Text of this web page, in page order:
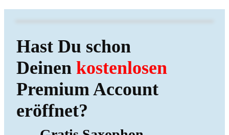
Hast Du schon
Deinen kostenlosen
Premium Account
eröffnet?